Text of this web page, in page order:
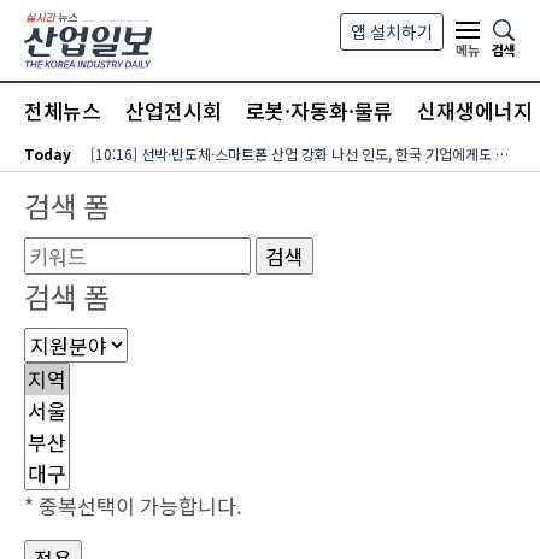
본문 바로가기
앱 설치하기
메뉴
검색
전체뉴스 산업전시회 로봇·자동화·물류 신재생에너지
Today [10:16] 선박·반도체·스마트폰 산업 강화 나선 인도, 한국 기업에게도 기회 열린다
검색 폼
검색 폼
* 중복선택이 가능합니다.